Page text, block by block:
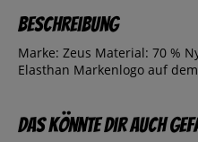
Beschreibung
Marke: Zeus Material: 70 %
Elasthan Markenlogo auf
Das könnte dir auch